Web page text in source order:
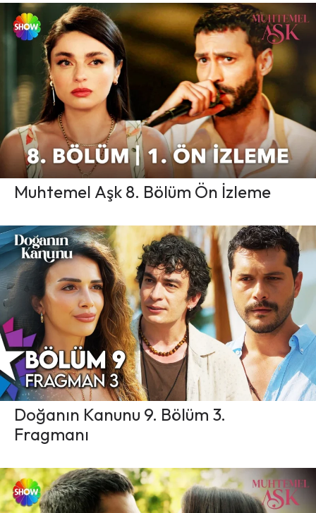
Muhtemel Aşk 8. Bölüm Ön İzleme
Doğanın Kanunu 9. Bölüm 3.
Fragmanı